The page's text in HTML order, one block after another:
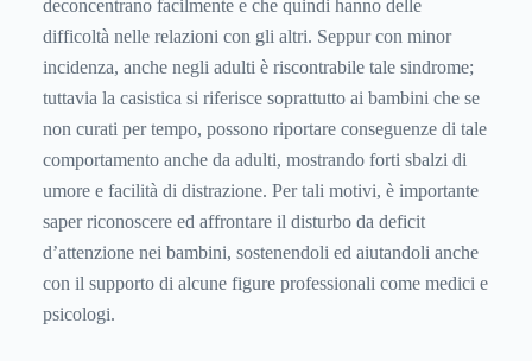
deconcentrano facilmente e che quindi hanno delle
difficoltà nelle relazioni con gli altri. Seppur con minor
incidenza, anche negli adulti è riscontrabile tale sindrome;
tuttavia la casistica si riferisce soprattutto ai bambini che se
non curati per tempo, possono riportare conseguenze di tale
comportamento anche da adulti, mostrando forti sbalzi di
umore e facilità di distrazione. Per tali motivi, è importante
saper riconoscere ed affrontare il disturbo da deficit
d’attenzione nei bambini, sostenendoli ed aiutandoli anche
con il supporto di alcune figure professionali come medici e
psicologi.